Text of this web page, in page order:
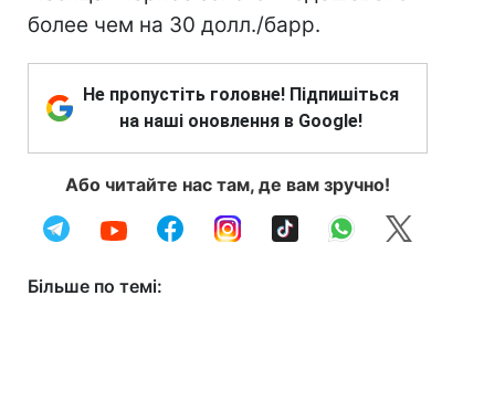
более чем на 30 долл./барр.
Не пропустіть головне! Підпишіться
на наші оновлення в Google!
Або читайте нас там, де вам зручно!
Більше по темі: